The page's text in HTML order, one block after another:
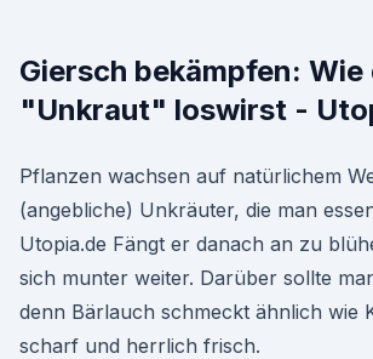
Giersch bekämpfen: Wie
"Unkraut" loswirst -
Pflanzen wachsen auf natürlichem
(angebliche) Unkräuter, die man
Utopia.de Fängt er danach an zu
sich munter weiter. Darüber sollte
denn Bärlauch schmeckt ähnlich wie
scharf und herrlich frisch.